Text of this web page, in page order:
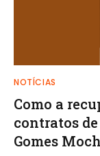
NOTÍCIAS
Como a
contratos
Gomes